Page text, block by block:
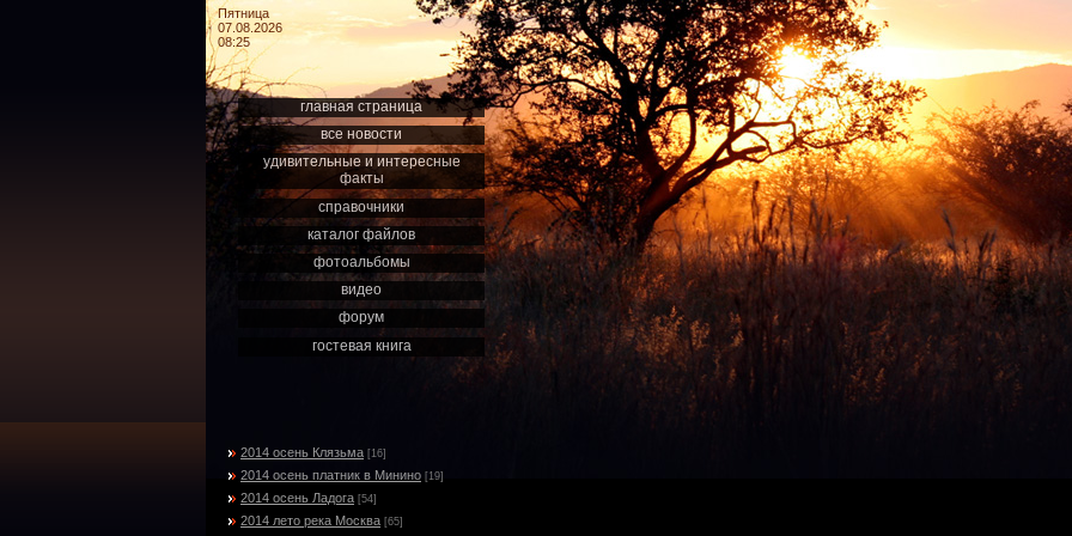
Пятница
07.08.2026
08:25
главная страница
все новости
удивительные и интересные
факты
справочники
каталог файлов
фотоальбомы
видео
форум
гостевая книга
2014 осень Клязьма [16]
2014 осень платник в Минино [19]
2014 осень Ладога [54]
2014 лето река Москва [65]